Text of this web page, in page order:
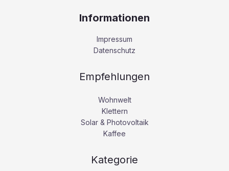
Informationen
Impressum
Datenschutz
Empfehlungen
Wohnwelt
Klettern
Solar & Photovoltaik
Kaffee
Kategorie